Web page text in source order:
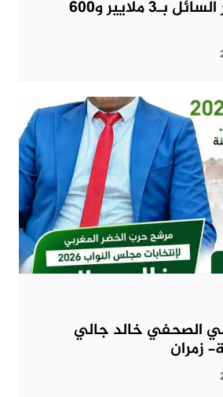
تأهيل التطهير السائل بـ3 ملايير و600
الصحفي خالد جالي
زمران